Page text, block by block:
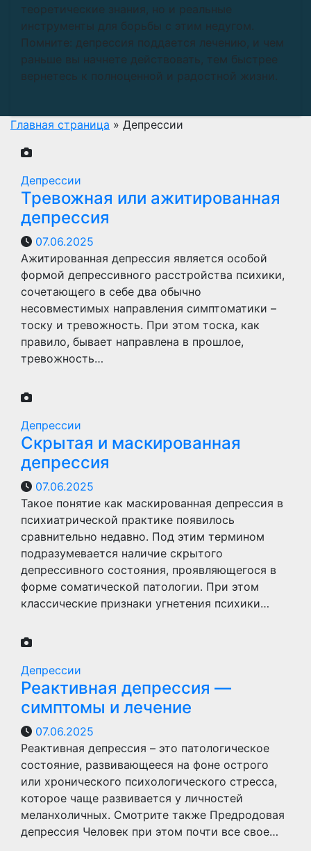
теоретические знания, но и реальные
инструменты для борьбы с этим недугом.
Помните: депрессия поддается лечению, и чем
раньше вы начнете действовать, тем быстрее
вернетесь к полноценной и радостной жизни.
Главная страница » Депрессии
Депрессии
Тревожная или ажитированная
депрессия
07.06.2025
Ажитированная депрессия является особой
формой депрессивного расстройства психики,
сочетающего в себе два обычно
несовместимых направления симптоматики –
тоску и тревожность. При этом тоска, как
правило, бывает направлена в прошлое,
тревожность…
Депрессии
Скрытая и маскированная
депрессия
07.06.2025
Такое понятие как маскированная депрессия в
психиатрической практике появилось
сравнительно недавно. Под этим термином
подразумевается наличие скрытого
депрессивного состояния, проявляющегося в
форме соматической патологии. При этом
классические признаки угнетения психики…
Депрессии
Реактивная депрессия —
симптомы и лечение
07.06.2025
Реактивная депрессия – это патологическое
состояние, развивающееся на фоне острого
или хронического психологического стресса,
которое чаще развивается у личностей
меланхоличных. Смотрите также Предродовая
депрессия Человек при этом почти все свое…